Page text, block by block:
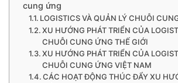
cung ứng
LOGISTICS VÀ QUẢN LÝ CHUỖI
XU HƯỚNG PHÁT TRIỂN CỦA
CHUỖI CUNG ỨNG THẾ GIỚI
XU HƯỚNG PHÁT TRIỂN CỦA
CHUỖI CUNG ỨNG VIỆT NAM
CÁC HOẠT ĐỘNG THÚC ĐẨY XU